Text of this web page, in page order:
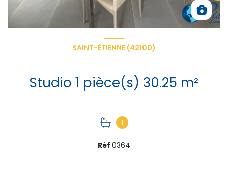
SAINT-ÉTIENNE (42100)
Studio 1 pièce(s) 30.25 m²
1
Réf 0364